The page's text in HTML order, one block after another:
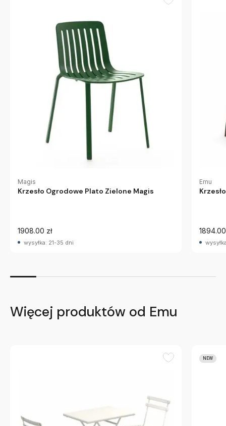
Magis
Krzesło Ogrodowe Plato Zielone Magis
1908.00 zł
wysyłka: 21-35 dni
Emu
1894.00
Więcej produktów od Emu
NEW